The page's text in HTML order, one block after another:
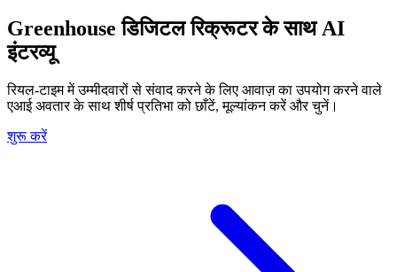
Greenhouse डिजिटल रिक्रूटर के साथ AI
इंटरव्यू
रियल-टाइम में उम्मीदवारों से संवाद करने के लिए आवाज़ का उपयोग करने वाले
एआई अवतार के साथ शीर्ष प्रतिभा को छाँटें, मूल्यांकन करें और चुनें।
शुरू करें